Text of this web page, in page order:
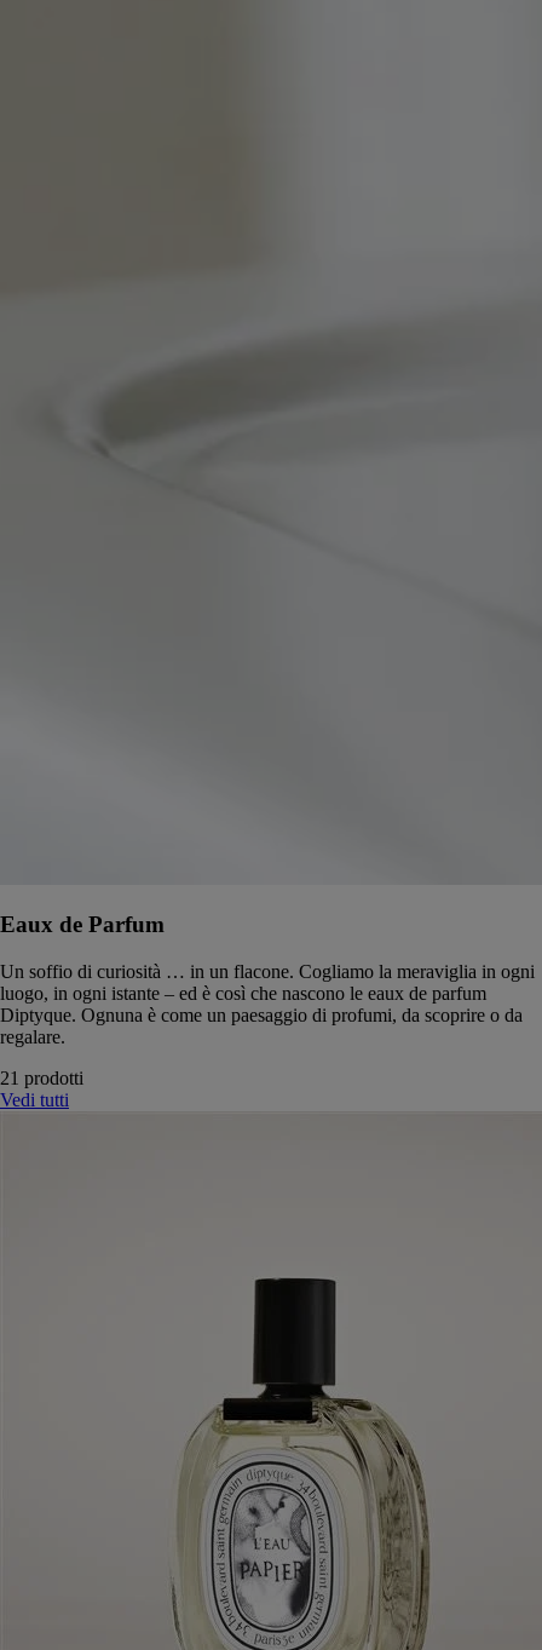
Eaux de Parfum
Un soffio di curiosità … in un flacone. Cogliamo la meraviglia in ogni
luogo, in ogni istante – ed è così che nascono le eaux de parfum
Diptyque. Ognuna è come un paesaggio di profumi, da scoprire o da
regalare.
21 prodotti
Vedi tutti